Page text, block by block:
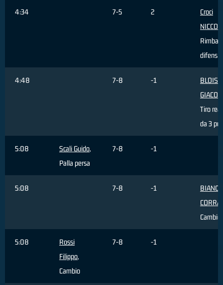
4:34 7-5 2
Croci
4:48 7-8 -1
BLOISE
Tiro
da 3
5:08 Scali Guido,
Palla persa
7-8 -1
5:08 7-8 -1
Cambio
5:08
Rossi
Filippo,
Cambio
7-8 -1